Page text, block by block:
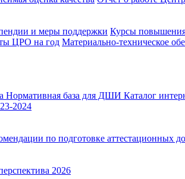
и меры поддержки Курсы
ЦРО на год Материально-техническое
Нормативная база для ДШИ Каталог
2024
по подготовке аттестационных
2026